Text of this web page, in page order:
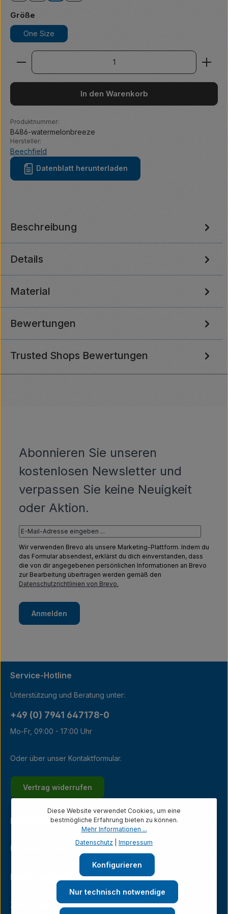
Größe
One Size
Produkt Anzahl: Gib den gewünschten Wert ein
In den Warenkorb
Produktnummer:
B486-watermelonbreeze
Hersteller:
Beechfield
Datenblatt herunterladen
Beschreibung
Details
Material
Bewertungen
Trusted Shops Bewertungen
Abonnieren Sie unseren
kostenlosen Newsletter und
verpassen Sie keine Neuigkeit
oder Aktion.
Wir verwenden Brevo als unsere Marketing-Plattform. Indem du
das Formular absendest, erklärst du dich einverstanden, dass
die von dir angegebenen persönlichen Informationen an Brevo
zur Bearbeitung übertragen werden gemäß den
Datenschutzrichtlinien von Brevo.
Anmelden
Service-Hotline
Unterstützung und Beratung unter:
+49 (0) 7941 647178-0
Mo-Fr, 09:00 - 17:00 Uhr
Oder über unser Kontaktformular.
Vertrag widerrufen
Kundenservice
Unternehmen
Zahlungsarten
Diese Website verwendet Cookies, um eine
bestmögliche Erfahrung bieten zu können.
Mehr Informationen ...
Datenschutz
Impressum
Nur technisch notwendige
Konfigurieren